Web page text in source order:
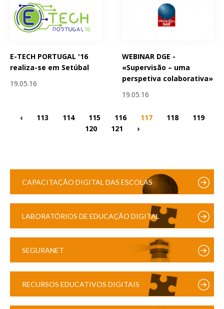
E-TECH PORTUGAL '16
realiza-se em Setúbal
19.05.16
WEBINAR DGE -
«Supervisão – uma
perspetiva colaborativa»
19.05.16
‹ 113 114 115 116 117 118
119
120
121 ›
CAPACITAÇÃO DIGITAL DAS ESCOLAS
LABORATÓRIOS DE EDUCAÇÃO DIGITAL
SEGURANET
RECURSOS EDUCATIVOS DIGITAIS